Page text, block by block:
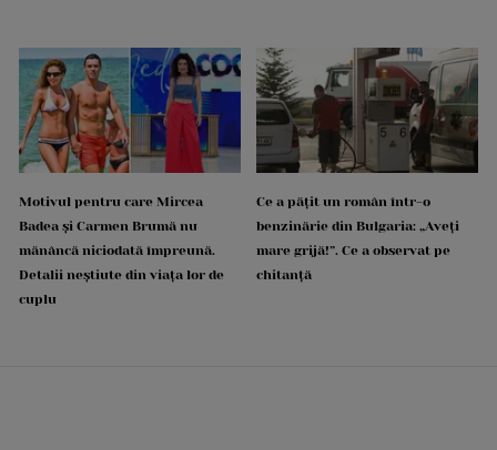
Motivul pentru care Mircea
Badea și Carmen Brumă nu
mănâncă niciodată împreună.
Detalii neștiute din viața lor de
cuplu
Ce a pățit un român într-o
benzinărie din Bulgaria: „Aveți
mare grijă!”. Ce a observat pe
chitanță